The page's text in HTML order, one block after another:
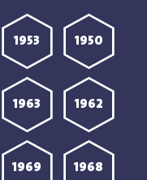
1950
1953
1962
1963
1968
1969